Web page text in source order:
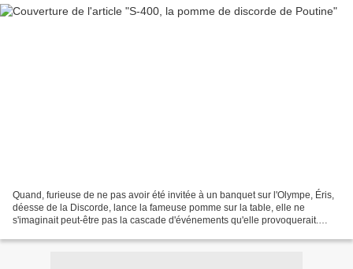
Quand, furieuse de ne pas avoir été invitée à un banquet sur l'Olympe, Éris,
déesse de la Discorde, lance la fameuse pomme sur la table, elle ne
s'imaginait peut-être pas la cascade d'événements qu'elle provoquerait.